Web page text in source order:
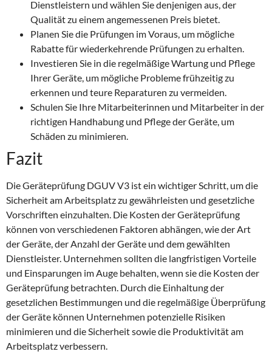
Dienstleistern und wählen Sie denjenigen aus, der
Qualität zu einem angemessenen Preis bietet.
Planen Sie die Prüfungen im Voraus, um mögliche
Rabatte für wiederkehrende Prüfungen zu erhalten.
Investieren Sie in die regelmäßige Wartung und Pflege
Ihrer Geräte, um mögliche Probleme frühzeitig zu
erkennen und teure Reparaturen zu vermeiden.
Schulen Sie Ihre Mitarbeiterinnen und Mitarbeiter in der
richtigen Handhabung und Pflege der Geräte, um
Schäden zu minimieren.
Fazit
Die Geräteprüfung DGUV V3 ist ein wichtiger Schritt, um die
Sicherheit am Arbeitsplatz zu gewährleisten und gesetzliche
Vorschriften einzuhalten. Die Kosten der Geräteprüfung
können von verschiedenen Faktoren abhängen, wie der Art
der Geräte, der Anzahl der Geräte und dem gewählten
Dienstleister. Unternehmen sollten die langfristigen Vorteile
und Einsparungen im Auge behalten, wenn sie die Kosten der
Geräteprüfung betrachten. Durch die Einhaltung der
gesetzlichen Bestimmungen und die regelmäßige Überprüfung
der Geräte können Unternehmen potenzielle Risiken
minimieren und die Sicherheit sowie die Produktivität am
Arbeitsplatz verbessern.